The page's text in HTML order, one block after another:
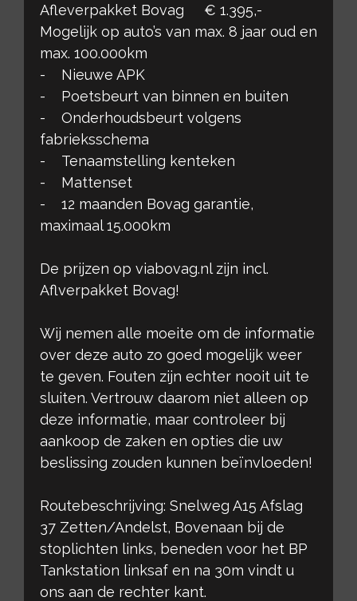
Afleverpakket Bovag € 1.395,-
Mogelijk op auto’s van max. 8 jaar oud en
max. 100.000km
- Nieuwe APK
- Poetsbeurt van binnen en buiten
- Onderhoudsbeurt volgens
fabrieksschema
- Tenaamstelling kenteken
- Mattenset
- 12 maanden Bovag garantie,
maximaal 15.000km
De prijzen op viabovag.nl zijn incl.
Aflverpakket Bovag!
Wij nemen alle moeite om de informatie
over deze auto zo goed mogelijk weer
te geven. Fouten zijn echter nooit uit te
sluiten. Vertrouw daarom niet alleen op
deze informatie, maar controleer bij
aankoop de zaken en opties die uw
beslissing zouden kunnen beïnvloeden!
Routebeschrijving: Snelweg A15 Afslag
37 Zetten/Andelst, Bovenaan bij de
stoplichten links, beneden voor het BP
Tankstation linksaf en na 30m vindt u
ons aan de rechter kant.